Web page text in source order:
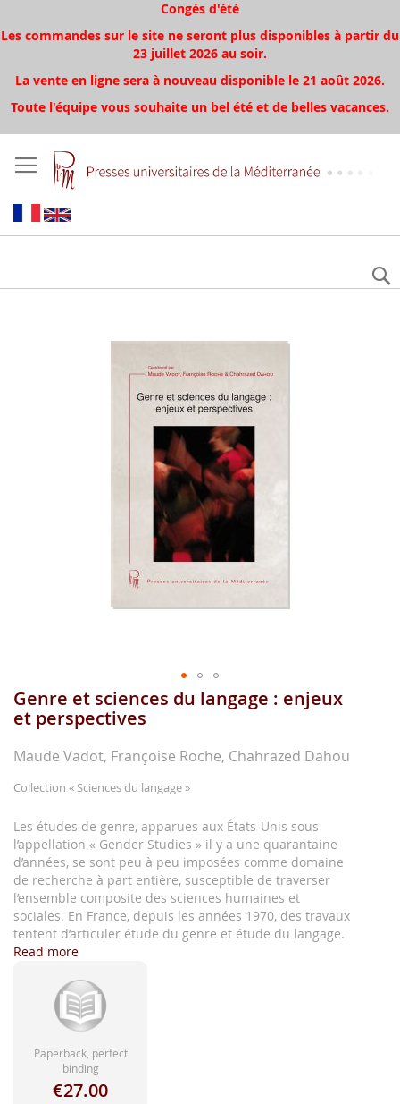
Congés d'été
Les commandes sur le site ne seront plus disponibles à partir du
23 juillet 2026 au soir.
La vente en ligne sera à nouveau disponible le 21 août 2026.
Toute l'équipe vous souhaite un bel été et de belles vacances.
Skip
to
beginning
the
gallery
Genre et sciences du langage : enjeux
et perspectives
Maude Vadot, Françoise Roche, Chahrazed Dahou
Collection « Sciences du langage »
Les études de genre, apparues aux États-Unis sous
l’appellation « Gender Studies » il y a une quarantaine
d’années, se sont peu à peu imposées comme domaine
de recherche à part entière, susceptible de traverser
l’ensemble composite des sciences humaines et
sociales. En France, depuis les années 1970, des travaux
tentent d’articuler étude du genre et étude du langage.
Read more
Paperback, perfect
binding
€27.00